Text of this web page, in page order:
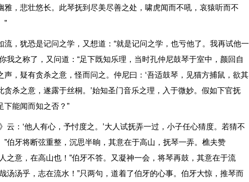
雅，悲壮悠长。此琴抚到尽美尽善之处，啸虎闻而不吼，哀猿听而不
”
流，犹恐是记问之学，又想道：“就是记问之学，也亏他了。我再试他一
我之称了，又问道：“足下既知乐理，当时孔仲尼鼓琴于室中，颜回自
声，疑有贪杀之意，怪而问之。仲尼曰：‘吾适鼓琴，见猫方捕鼠，欲其
贪杀之意，遂露于丝桐。’始知圣门音乐之理，入于微妙。假如下官抚
下能闻而知之否？”
云：‘他人有心，予忖度之。’大人试抚弄一过，小子任心猜度。若猜不
”伯牙将断弦重整，沉思半晌，其意在于高山，抚琴一弄。樵夫赞
之意，在高山也！”伯牙不答。又凝神一会，将琴再鼓，其意在于流
汤汤乎，志在流水！”只两句，道着了伯牙的心事。伯牙大惊，推琴而